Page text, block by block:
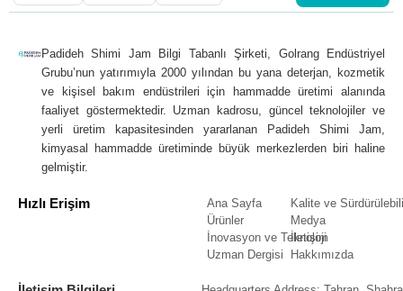
Padideh Shimi Jam Bilgi Tabanlı Şirketi, Golrang Endüstriyel
Grubu’nun yatırımıyla 2000 yılından bu yana deterjan, kozmetik
ve kişisel bakım endüstrileri için hammadde üretimi alanında
faaliyet göstermektedir. Uzman kadrosu, güncel teknolojiler ve
yerli üretim kapasitesinden yararlanan Padideh Shimi Jam,
kimyasal hammadde üretiminde büyük merkezlerden biri haline
gelmiştir.
Hızlı Erişim
Ana Sayfa
Ürünler
İnovasyon ve Teknoloji
Uzman Dergisi
Kalite ve
Medya
İletişim
Hakkımızda